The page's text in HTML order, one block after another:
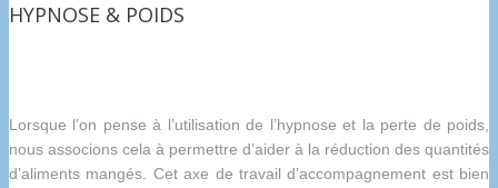
HYPNOSE & POIDS
Lorsque l’on pense à l’utilisation de l’hypnose et la perte de poids,
nous associons cela à permettre d’aider à la réduction des quantités
d’aliments mangés. Cet axe de travail d’accompagnement est bien